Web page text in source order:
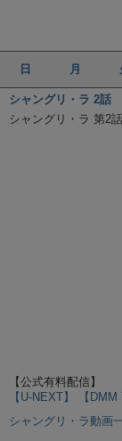
日 月
シャングリ・ラ 2話
シャングリ・ラ 第2
【公式有料配信】
【U-NEXT】
【DMM
シャングリ・ラ動画